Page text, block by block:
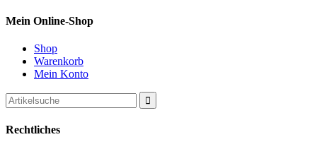
Mein Online-Shop
Shop
Warenkorb
Mein Konto
Search
for:
Rechtliches